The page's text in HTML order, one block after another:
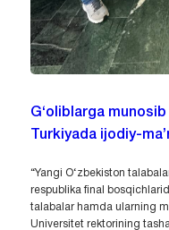
G‘oliblarga
Turkiyada ijodiy-
“Yangi O‘zbekiston
respublika final
talabalar hamda ularning
Universitet rektorining